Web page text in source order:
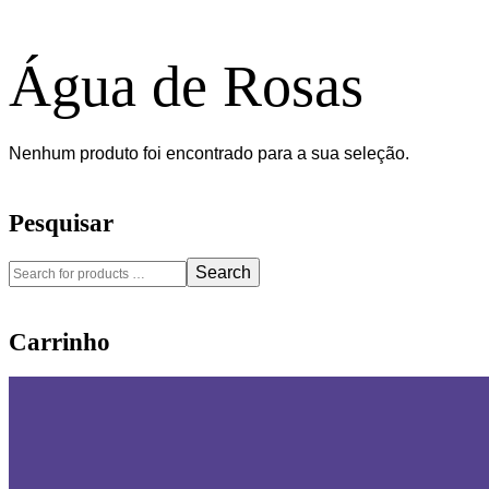
Água de Rosas
Nenhum produto foi encontrado para a sua seleção.
Pesquisar
Search
Carrinho